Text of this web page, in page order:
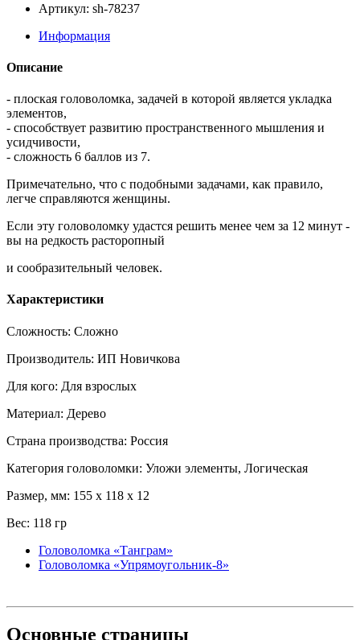
Артикул: sh-78237
Информация
Описание
- плоская головоломка, задачей в которой является укладка
элементов,
- способствует развитию пространственного мышления и
усидчивости,
- сложность 6 баллов из 7.
Примечательно, что с подобными задачами, как правило,
легче справляются женщины.
Если эту головоломку удастся решить менее чем за 12 минут -
вы на редкость расторопный
и сообразительный человек.
Характеристики
Сложность: Сложно
Производитель: ИП Новичкова
Для кого: Для взрослых
Материал: Дерево
Страна производства: Россия
Категория головоломки: Уложи элементы, Логическая
Размер, мм: 155 x 118 x 12
Вес: 118 гр
Головоломка «Танграм»
Головоломка «Упрямоугольник-8»
Основные страницы